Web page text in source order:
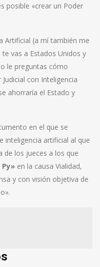
posible «crear un Poder
Artificial (a mí también me
vas a Estados Unidos y
le preguntas cómo
con Inteligencia
ahorraría el Estado y
en el que se
inteligencia artificial al que
de los jueces a los que
en la causa Vialidad,
y con visión objetiva de